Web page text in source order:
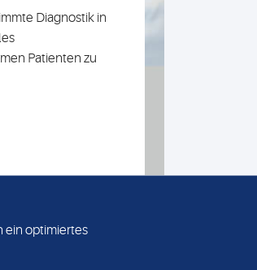
Diagnostik in
Patienten zu
ein optimiertes